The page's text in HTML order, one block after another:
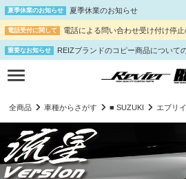
夏季休業のお知らせ 夏季休業のお知らせ
電話受付に関して 電話による問い合わせ受け付け停
重要なお知らせ REIZブランドのコピー商品について
全商品 車種からさがす ■ SUZUKI エブリイ